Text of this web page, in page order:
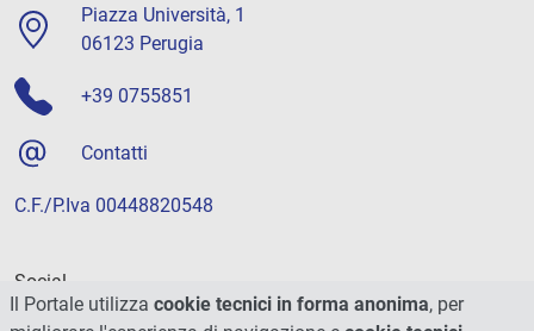
Piazza Università, 1
06123 Perugia
+39 0755851
Contatti
C.F./P.Iva 00448820548
Social
Il Portale utilizza cookie tecnici in forma anonima, per